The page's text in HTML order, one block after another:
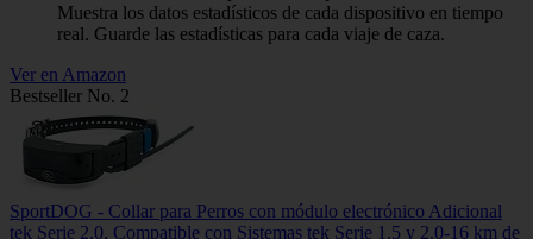
Muestra los datos estadísticos de cada dispositivo en tiempo
real. Guarde las estadísticas para cada viaje de caza.
Ver en Amazon
Bestseller No. 2
SportDOG - Collar para Perros con módulo electrónico Adicional
tek Serie 2.0, Compatible con Sistemas tek Serie 1.5 y 2.0-16 km de